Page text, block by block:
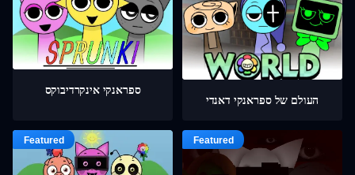
ספראנקי אינקרדיבוקס
העולם של ספראנקי דאנדי